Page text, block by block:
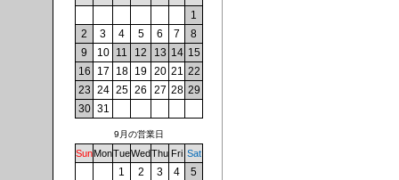
1
2
3 4 5 6 7
8
9
10 11 12 13 14 15
16
17 18 19 20 21 22
23 24 25 26 27 28 29
30 31
9月の営業日
SunMonTueWedThu Fri Sat
1 2 3 4
5